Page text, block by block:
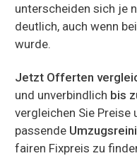
unterscheiden sich je
deutlich, auch wenn
wurde.
Jetzt Offerten
und unverbindlich bis
vergleichen Sie Preise
passende
fairen Fixpreis zu